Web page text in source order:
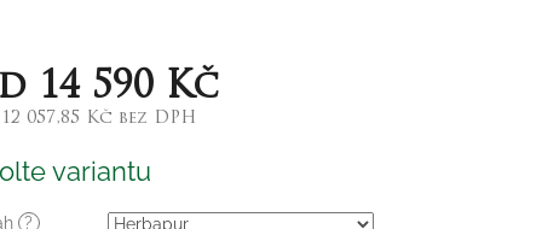
14 590 Kč
12 057,85 Kč bez DPH
variantu
?